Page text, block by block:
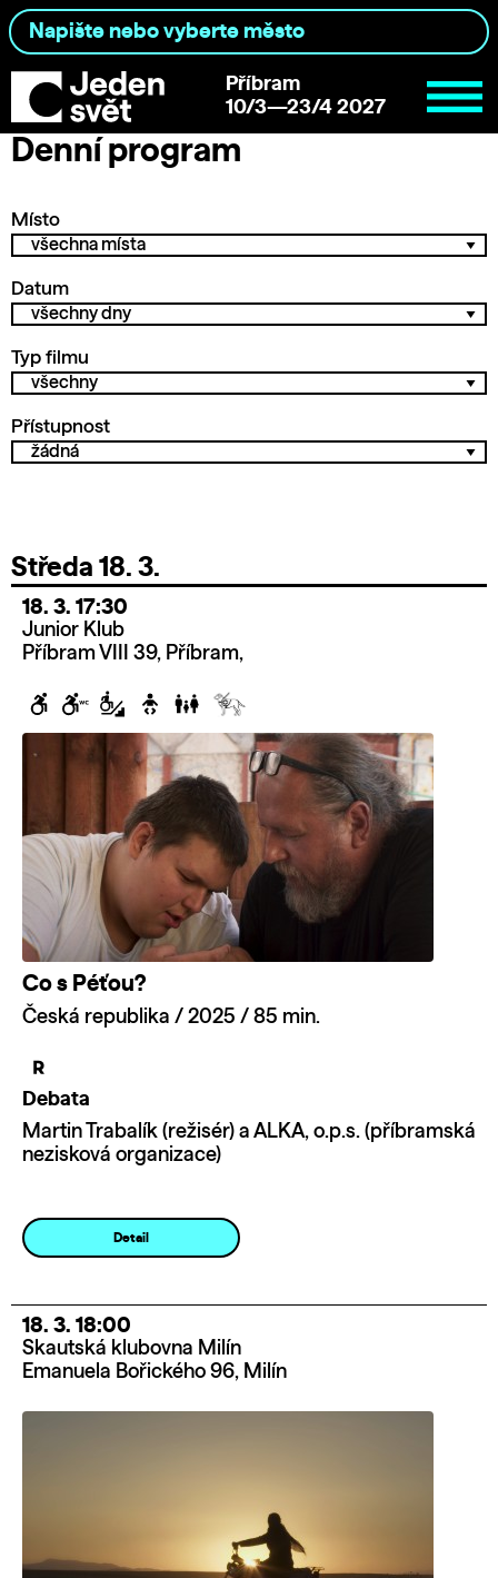
Příbram
10/3—23/4 2027
Denní program
Místo
Datum
Typ filmu
Přístupnost
Středa 18. 3.
18. 3. 17:30
Junior Klub
Příbram VIII 39, Příbram,
Co s Péťou?
Česká republika / 2025 / 85 min.
Debata
Martin Trabalík (režisér) a ALKA, o.p.s. (příbramská
nezisková organizace)
Detail
18. 3. 18:00
Skautská klubovna Milín
Emanuela Bořického 96, Milín